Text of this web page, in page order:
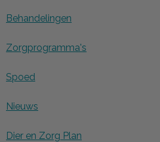
Behandelingen
Zorgprogramma's
Spoed
Nieuws
Dier en Zorg Plan